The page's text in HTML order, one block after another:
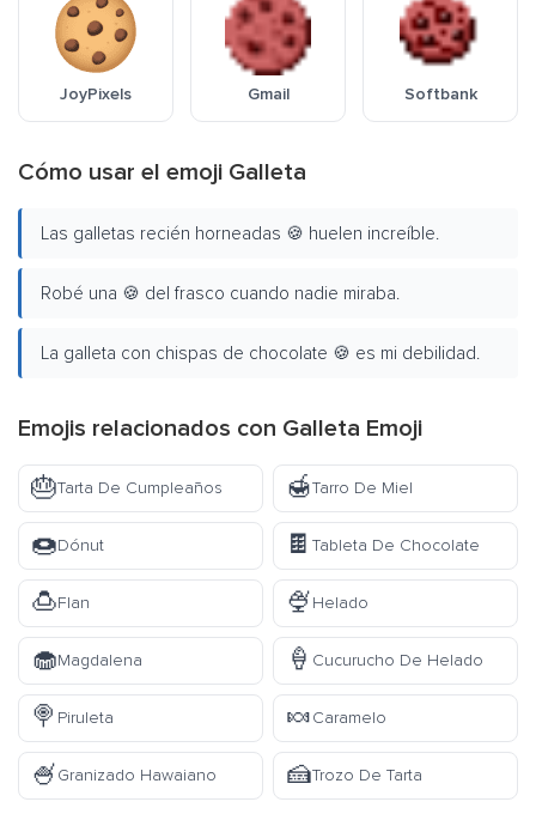
JoyPixels Gmail Softbank
Cómo usar el emoji Galleta
Las galletas recién horneadas 🍪 huelen increíble.
Robé una 🍪 del frasco cuando nadie miraba.
La galleta con chispas de chocolate 🍪 es mi debilidad.
Emojis relacionados con Galleta Emoji
🎂Tarta De Cumpleaños 🍯Tarro De Miel
🍩Dónut 🍫 Tableta De Chocolate
🍮Flan 🍨Helado
🧁Magdalena 🍦 Cucurucho De Helado
🍭 Piruleta 🍬Caramelo
🍧Granizado Hawaiano 🍰Trozo De Tarta